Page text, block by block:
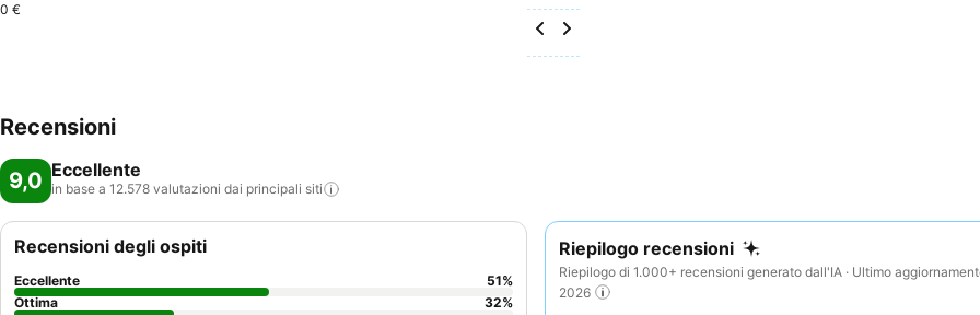
0 €
Recensioni
9,0 Eccellente
in base a 12.578 valutazioni dai principali siti
Riepilogo recensioni
Riepilogo di 1.000+ recensioni generato dall'IA · Ultimo
2026
Recensioni degli ospiti
Eccellente 51%
Ottima
32%